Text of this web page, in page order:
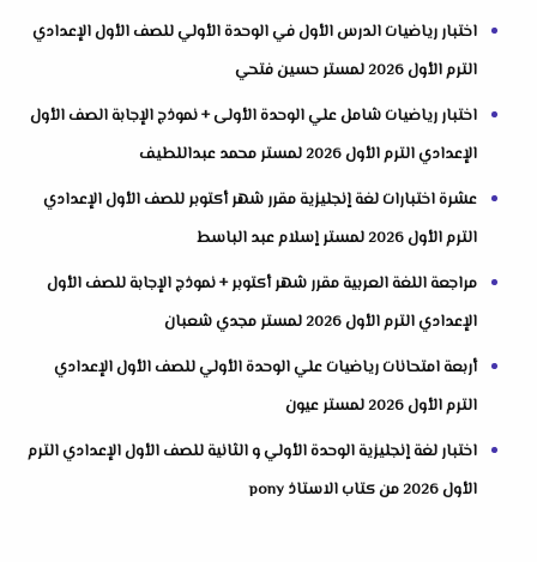
اختبار رياضيات الدرس الأول في الوحدة الأولي للصف الأول الإعدادي
الترم الأول 2026 لمستر حسين فتحي
اختبار رياضيات شامل علي الوحدة الأولى + نموذج الإجابة الصف الأول
الإعدادي الترم الأول 2026 لمستر محمد عبداللطيف
عشرة اختبارات لغة إنجليزية مقرر شهر أكتوبر للصف الأول الإعدادي
الترم الأول 2026 لمستر إسلام عبد الباسط
مراجعة اللغة العربية مقرر شهر أكتوبر + نموذج الإجابة للصف الأول
الإعدادي الترم الأول 2026 لمستر مجدي شعبان
أربعة امتحانات رياضيات علي الوحدة الأولي للصف الأول الإعدادي
الترم الأول 2026 لمستر عيون
اختبار لغة إنجليزية الوحدة الأولي و الثانية للصف الأول الإعدادي الترم
الأول 2026 من كتاب الاستاذ pony